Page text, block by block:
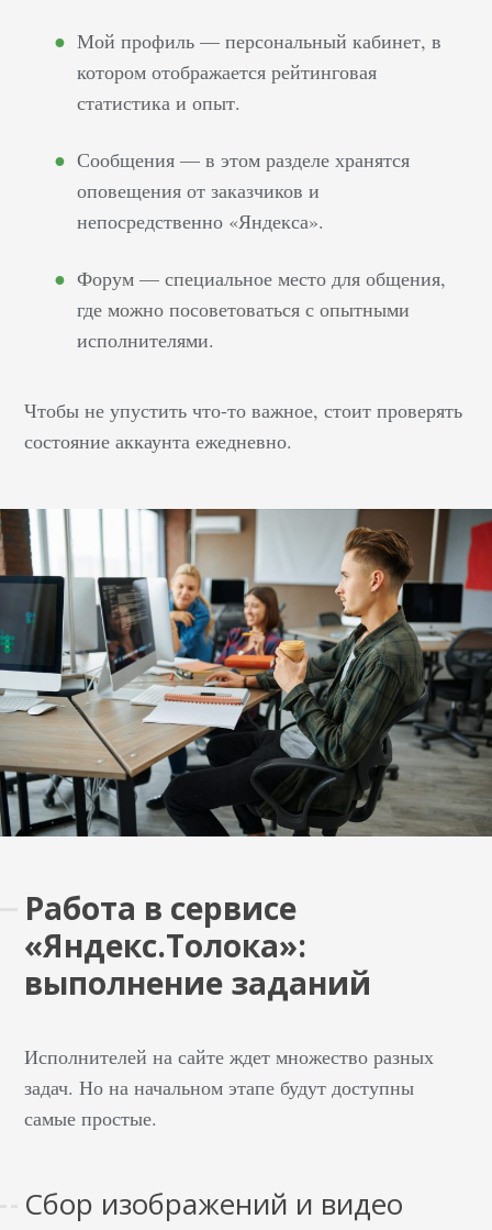
Мой профиль — персональный кабинет, в
котором отображается рейтинговая
статистика и опыт.
Сообщения — в этом разделе хранятся
оповещения от заказчиков и
непосредственно «Яндекса».
Форум — специальное место для общения,
где можно посоветоваться с опытными
исполнителями.
Чтобы не упустить что-то важное, стоит проверять
состояние аккаунта ежедневно.
Работа в сервисе
«Яндекс.Толока»:
выполнение заданий
Исполнителей на сайте ждет множество разных
задач. Но на начальном этапе будут доступны
самые простые.
Сбор изображений и видео